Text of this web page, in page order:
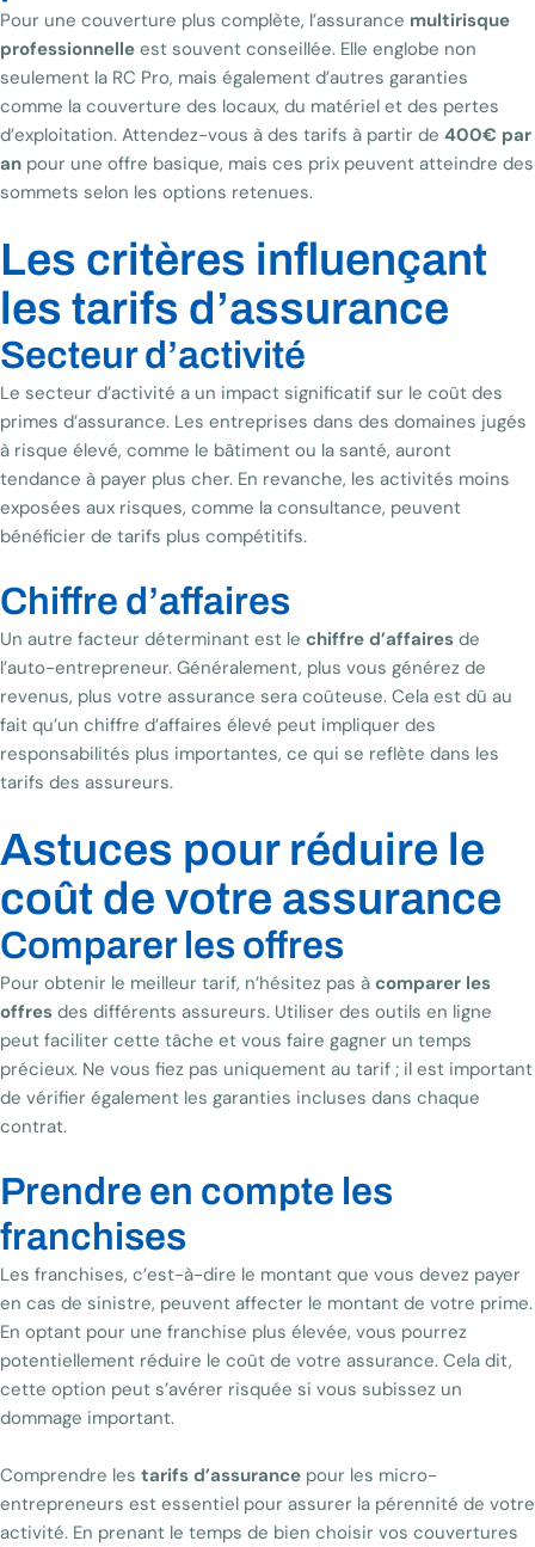
Pour une couverture plus complète, l’assurance multirisque
professionnelle est souvent conseillée. Elle englobe non
seulement la RC Pro, mais également d’autres garanties
comme la couverture des locaux, du matériel et des pertes
d’exploitation. Attendez-vous à des tarifs à partir de 400€ par
an pour une offre basique, mais ces prix peuvent atteindre des
sommets selon les options retenues.
Les critères influençant
les tarifs d’assurance
Secteur d’activité
Le secteur d’activité a un impact significatif sur le coût des
primes d’assurance. Les entreprises dans des domaines jugés
à risque élevé, comme le bâtiment ou la santé, auront
tendance à payer plus cher. En revanche, les activités moins
exposées aux risques, comme la consultance, peuvent
bénéficier de tarifs plus compétitifs.
Chiffre d’affaires
Un autre facteur déterminant est le chiffre d’affaires de
l’auto-entrepreneur. Généralement, plus vous générez de
revenus, plus votre assurance sera coûteuse. Cela est dû au
fait qu’un chiffre d’affaires élevé peut impliquer des
responsabilités plus importantes, ce qui se reflète dans les
tarifs des assureurs.
Astuces pour réduire le
coût de votre assurance
Comparer les offres
Pour obtenir le meilleur tarif, n’hésitez pas à comparer les
offres des différents assureurs. Utiliser des outils en ligne
peut faciliter cette tâche et vous faire gagner un temps
précieux. Ne vous fiez pas uniquement au tarif ; il est important
de vérifier également les garanties incluses dans chaque
contrat.
Prendre en compte les
franchises
Les franchises, c’est-à-dire le montant que vous devez payer
en cas de sinistre, peuvent affecter le montant de votre prime.
En optant pour une franchise plus élevée, vous pourrez
potentiellement réduire le coût de votre assurance. Cela dit,
cette option peut s’avérer risquée si vous subissez un
dommage important.
Comprendre les tarifs d’assurance pour les micro-
entrepreneurs est essentiel pour assurer la pérennité de votre
activité. En prenant le temps de bien choisir vos couvertures